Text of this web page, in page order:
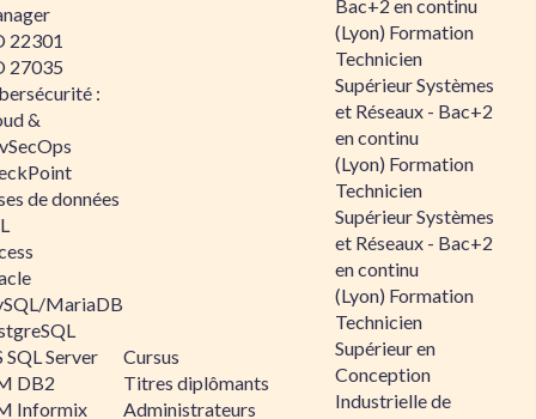
22301
27035
:
&
de données
MariaDB
SQL Server
DB2
Informix
Cursus
Titres diplômants
Administrateurs
Bac+2 en continu
(Lyon) Formation
Technicien
Supérieur Systèmes
et Réseaux - Bac+2
en continu
(Lyon) Formation
Technicien
Supérieur Systèmes
et Réseaux - Bac+2
en continu
(Lyon) Formation
Technicien
Supérieur en
Conception
Industrielle de